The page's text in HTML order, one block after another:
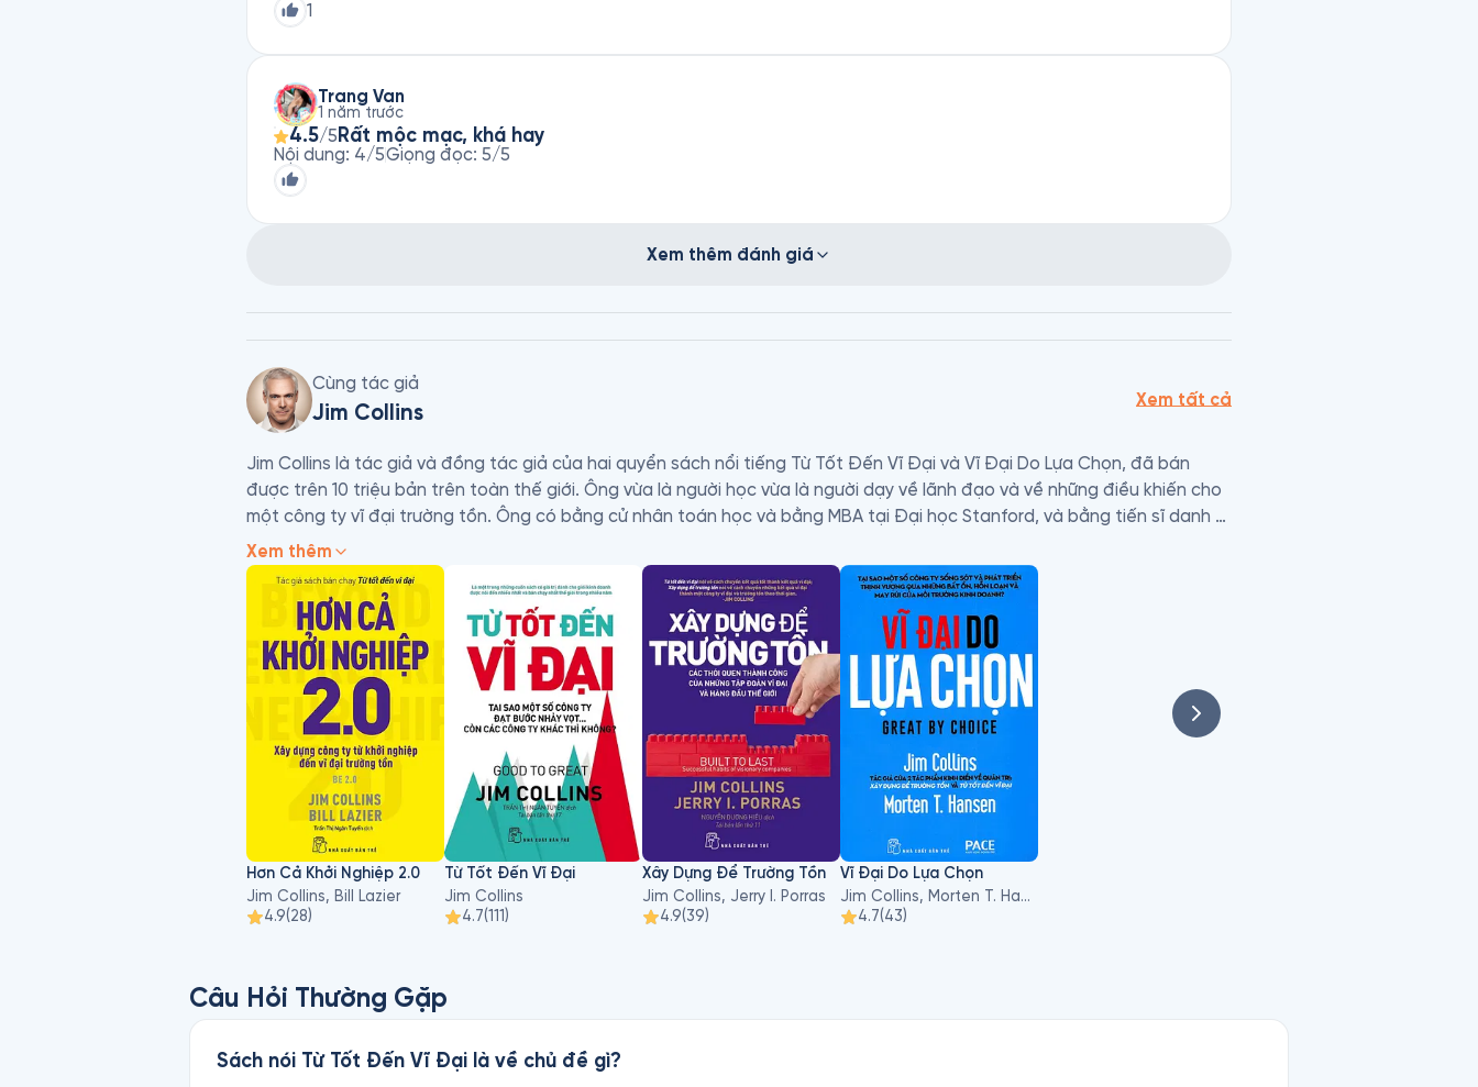
1
Trang Van
1 năm trước
4.5/5 Rất mộc mạc, khá hay
Nội dung: 4/5Giọng đọc: 5/5
Xem thêm đánh giá
Cùng tác giả
Jim Collins
Xem tất cả
Jim Collins là tác giả và đồng tác giả của hai quyển sách nổi tiếng Từ Tốt Đến Vĩ Đại và Vĩ Đại Do Lựa Chọn, đã bán
được trên 10 triệu bản trên toàn thế giới. Ông vừa là người học vừa là người dạy về lãnh đạo và về những điều khiến cho
một công ty vĩ đại trường tồn. Ông có bằng cử nhân toán học và bằng MBA tại Đại học Stanford, và bằng tiến sĩ danh
dự từ Đại học Colorado và trường sau đại học về quản trị Peter F. Drucker - thuộc Đại học Claremont.
Xem thêm
Hơn Cả Khởi Nghiệp 2.0
Jim Collins, Bill Lazier
4.9(28)
Từ Tốt Đến Vĩ Đại
Jim Collins
4.7(111)
Xây Dựng Để Trường Tồn
Jim Collins, Jerry I. Porras
4.9(39)
Vĩ Đại Do Lựa Chọn
Jim Collins, Morten T. Hansen
4.7(43)
Câu Hỏi Thường Gặp
Sách nói Từ Tốt Đến Vĩ Đại là về chủ đề gì?